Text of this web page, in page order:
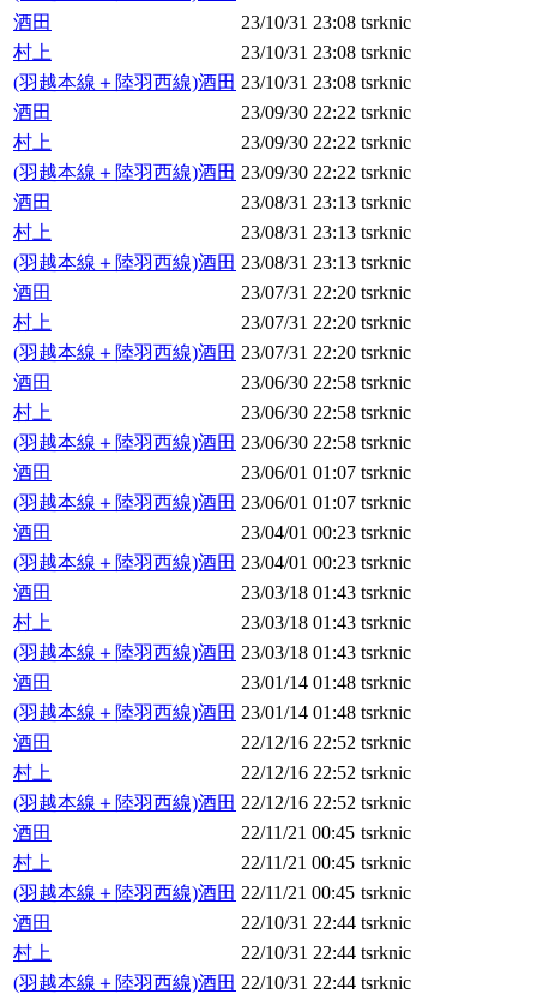
酒田
23/10/31 23:08 tsrknic
村上
23/10/31 23:08 tsrknic
(羽越本線＋陸羽西線)酒田 23/10/31 23:08 tsrknic
酒田
23/09/30 22:22 tsrknic
村上
23/09/30 22:22 tsrknic
(羽越本線＋陸羽西線)酒田 23/09/30 22:22 tsrknic
酒田
23/08/31 23:13 tsrknic
村上
23/08/31 23:13 tsrknic
(羽越本線＋陸羽西線)酒田 23/08/31 23:13 tsrknic
酒田
23/07/31 22:20 tsrknic
村上
23/07/31 22:20 tsrknic
(羽越本線＋陸羽西線)酒田 23/07/31 22:20 tsrknic
酒田
23/06/30 22:58 tsrknic
村上
23/06/30 22:58 tsrknic
(羽越本線＋陸羽西線)酒田 23/06/30 22:58 tsrknic
酒田
23/06/01 01:07 tsrknic
(羽越本線＋陸羽西線)酒田 23/06/01 01:07 tsrknic
酒田
23/04/01 00:23 tsrknic
(羽越本線＋陸羽西線)酒田 23/04/01 00:23 tsrknic
酒田
23/03/18 01:43 tsrknic
村上
23/03/18 01:43 tsrknic
(羽越本線＋陸羽西線)酒田 23/03/18 01:43 tsrknic
酒田
23/01/14 01:48 tsrknic
(羽越本線＋陸羽西線)酒田 23/01/14 01:48 tsrknic
酒田
22/12/16 22:52 tsrknic
村上
22/12/16 22:52 tsrknic
(羽越本線＋陸羽西線)酒田 22/12/16 22:52 tsrknic
酒田
22/11/21 00:45 tsrknic
村上
22/11/21 00:45 tsrknic
(羽越本線＋陸羽西線)酒田 22/11/21 00:45 tsrknic
酒田
22/10/31 22:44 tsrknic
村上
22/10/31 22:44 tsrknic
(羽越本線＋陸羽西線)酒田 22/10/31 22:44 tsrknic